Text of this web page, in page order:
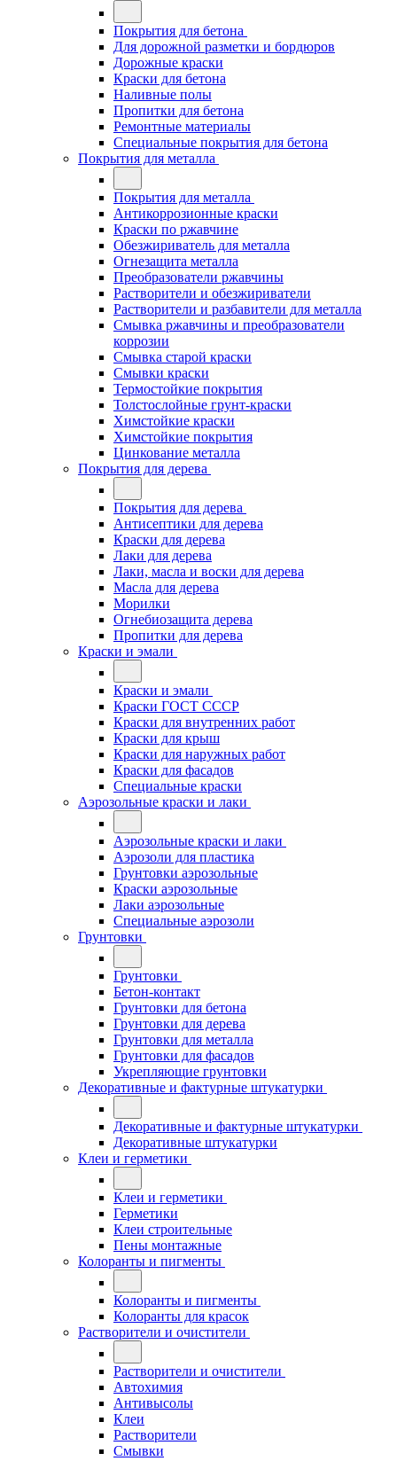
Покрытия для бетона
Для дорожной разметки и бордюров
Дорожные краски
Краски для бетона
Наливные полы
Пропитки для бетона
Ремонтные материалы
Специальные покрытия для бетона
Покрытия для металла
Покрытия для металла
Антикоррозионные краски
Краски по ржавчине
Обезжириватель для металла
Огнезащита металла
Преобразователи ржавчины
Растворители и обезжириватели
Растворители и разбавители для металла
Смывка ржавчины и преобразователи
коррозии
Смывка старой краски
Смывки краски
Термостойкие покрытия
Толстослойные грунт-краски
Химстойкие краски
Химстойкие покрытия
Цинкование металла
Покрытия для дерева
Покрытия для дерева
Антисептики для дерева
Краски для дерева
Лаки для дерева
Лаки, масла и воски для дерева
Масла для дерева
Морилки
Огнебиозащита дерева
Пропитки для дерева
Краски и эмали
Краски и эмали
Краски ГОСТ СССР
Краски для внутренних работ
Краски для крыш
Краски для наружных работ
Краски для фасадов
Специальные краски
Аэрозольные краски и лаки
Аэрозольные краски и лаки
Аэрозоли для пластика
Грунтовки аэрозольные
Краски аэрозольные
Лаки аэрозольные
Специальные аэрозоли
Грунтовки
Грунтовки
Бетон-контакт
Грунтовки для бетона
Грунтовки для дерева
Грунтовки для металла
Грунтовки для фасадов
Укрепляющие грунтовки
Декоративные и фактурные штукатурки
Декоративные и фактурные штукатурки
Декоративные штукатурки
Клеи и герметики
Клеи и герметики
Герметики
Клеи строительные
Пены монтажные
Колоранты и пигменты
Колоранты и пигменты
Колоранты для красок
Растворители и очистители
Растворители и очистители
Автохимия
Антивысолы
Клеи
Растворители
Смывки